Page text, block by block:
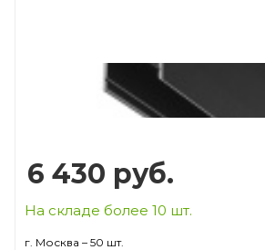
6 430 руб.
На складе более 10 шт.
г. Москва – 50 шт.